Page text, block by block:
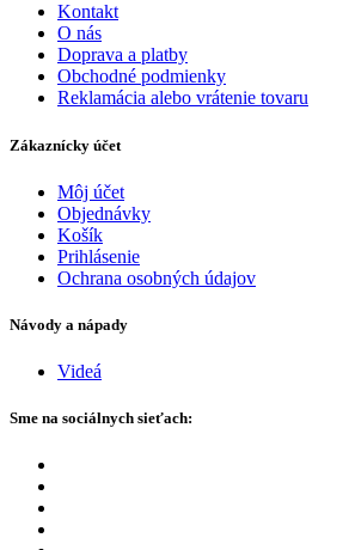
Kontakt
O nás
Doprava a platby
Obchodné podmienky
Reklamácia alebo vrátenie tovaru
Zákaznícky účet
Môj účet
Objednávky
Košík
Prihlásenie
Ochrana osobných údajov
Návody a nápady
Videá
Sme na sociálnych sieťach: